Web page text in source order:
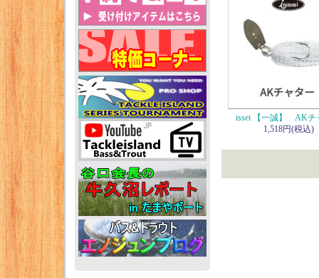
issei 【一誠】 AKチ
1,518円(税込)